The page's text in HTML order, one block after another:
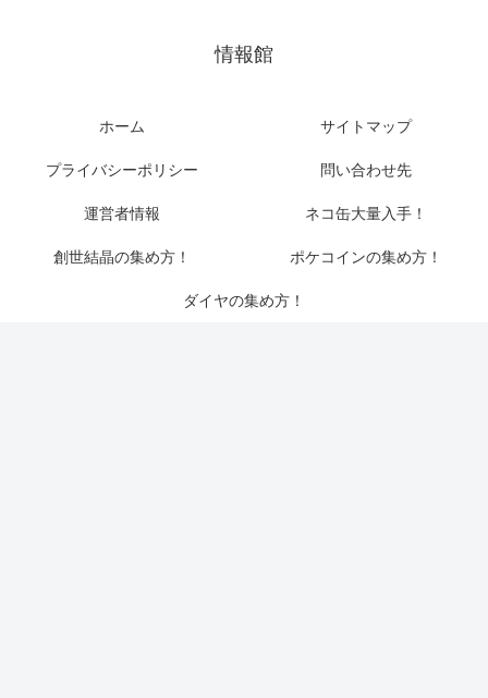
情報館
ホーム サイトマップ
プライバシーポリシー 問い合わせ先
運営者情報 ネコ缶大量入手！
創世結晶の集め方！ ポケコインの集め方！
ダイヤの集め方！